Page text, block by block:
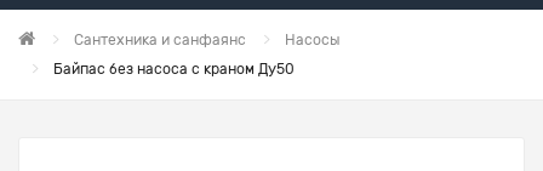
Сантехника и санфаянс
Насосы
Байпас без насоса с краном Ду50